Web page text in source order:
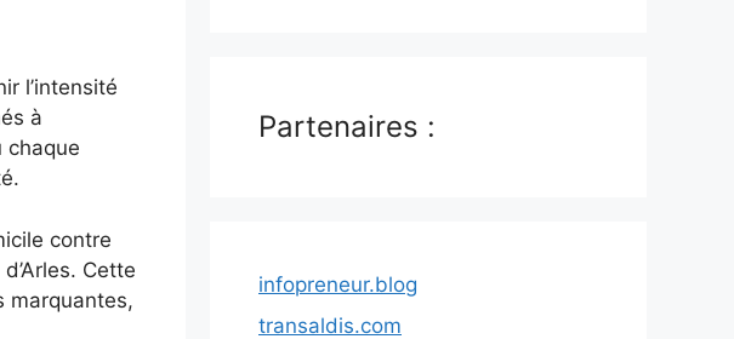
l’intensité
à
chaque
contre
Cette
marquantes,
Partenaires :
infopreneur.blog
transaldis.com